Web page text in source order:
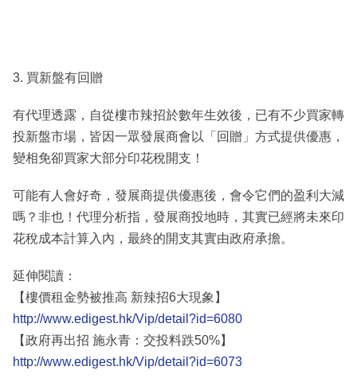
3. 買新盤有回贈
有代理透露，自從樓市辣招於數年生效後，已有不少買家轉
投新盤市場，皆因一眾發展商會以「回贈」方式提供優惠，
變相免卻買家大部分印花稅開支！
可能有人會好奇，發展商提供優惠後，會令它們的盈利大減
嗎？非也！代理分析指，發展商投地時，其實已經將未來印
花稅成本計算入內，最終的開支其實由政府承擔。
延伸閱讀：
【樓價租金勢被推高 新辣招6大現象】
http://www.edigest.hk/Vip/detail?id=6080
【政府再出招 施永青：交投料跌50%】
http://www.edigest.hk/Vip/detail?id=6073